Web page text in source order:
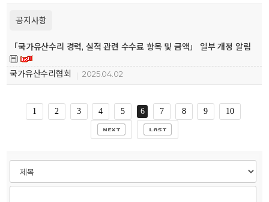
공지사항
「국가유산수리 경력, 실적 관련 수수료 항목 및 금액」 일부 개정 알림
국가유산수리협회 2025.04.02
1 2 3 4 5 6 7 8 9 10